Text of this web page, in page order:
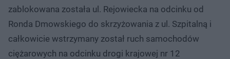
zablokowana została ul. Rejowiecka na odcinku od
Ronda Dmowskiego do skrzyżowania z ul. Szpitalną i
całkowicie wstrzymany został ruch samochodów
ciężarowych na odcinku drogi krajowej nr 12